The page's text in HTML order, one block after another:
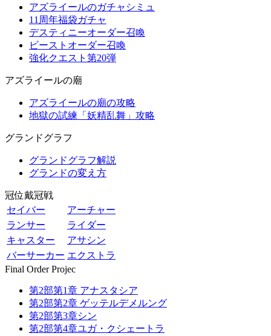
アズライールのガチャシミュ
11周年福袋ガチャ
デスティニーオーダー召喚
ビーストオーダー召喚
強化クエスト第20弾
アズライールの廟
アズライールの廟の攻略
地獄の試練「妖精乱舞」攻略
グランドグラフ
グランドグラフ解説
グランドの変え方
冠位戴冠戦
セイバー
アーチャー
ランサー
ライダー
キャスター
アサシン
バーサーカー エクストラ
Final Order Projec
第2部第1章 アナスタシア
第2部第2章 ゲッテルデメルング
第2部第3章シン
第2部第4章ユガ・クシェートラ